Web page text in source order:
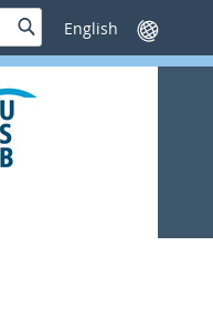
SucheSprache
wechseln